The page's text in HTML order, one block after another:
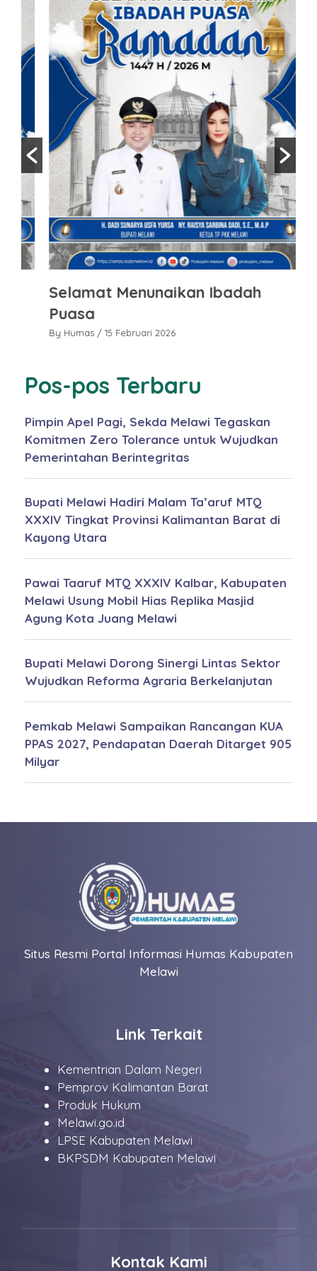
Selamat Menunaikan Ibadah
Puasa
By Humas/ 15 Februari 2026
Pos-pos Terbaru
Pimpin Apel Pagi, Sekda Melawi Tegaskan
Komitmen Zero Tolerance untuk Wujudkan
Pemerintahan Berintegritas
Bupati Melawi Hadiri Malam Ta’aruf MTQ
XXXIV Tingkat Provinsi Kalimantan Barat di
Kayong Utara
Pawai Taaruf MTQ XXXIV Kalbar, Kabupaten
Melawi Usung Mobil Hias Replika Masjid
Agung Kota Juang Melawi
Bupati Melawi Dorong Sinergi Lintas Sektor
Wujudkan Reforma Agraria Berkelanjutan
Pemkab Melawi Sampaikan Rancangan KUA
PPAS 2027, Pendapatan Daerah Ditarget 905
Milyar
Situs Resmi Portal Informasi Humas Kabupaten
Melawi
Link Terkait
Kementrian Dalam Negeri
Pemprov Kalimantan Barat
Produk Hukum
Melawi.go.id
LPSE Kabupaten Melawi
BKPSDM Kabupaten Melawi
Kontak Kami